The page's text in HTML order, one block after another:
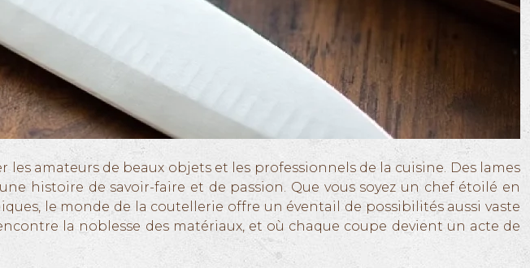
amateurs de beaux objets et les professionnels de la cuisine. Des lames
histoire de savoir-faire et de passion. Que vous soyez un chef étoilé en
le monde de la coutellerie offre un éventail de possibilités aussi vaste
la noblesse des matériaux, et où chaque coupe devient un acte de